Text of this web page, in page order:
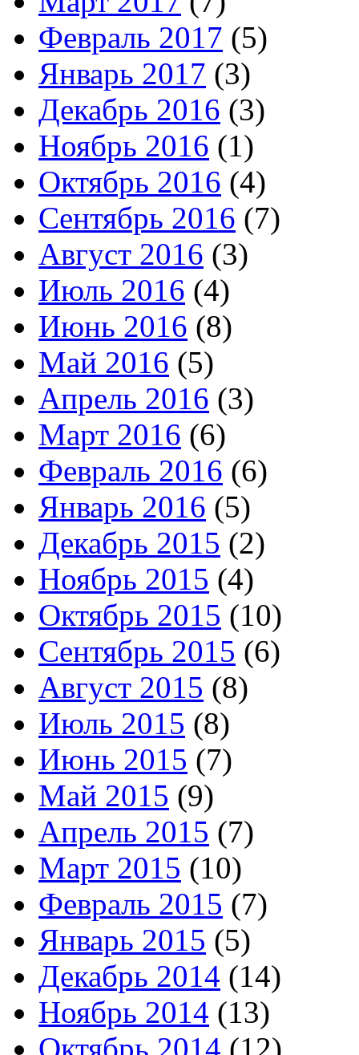
Февраль 2017 (5)
Январь 2017 (3)
Декабрь 2016 (3)
Ноябрь 2016 (1)
Октябрь 2016 (4)
Сентябрь 2016 (7)
Август 2016 (3)
Июль 2016 (4)
Июнь 2016 (8)
Май 2016 (5)
Апрель 2016 (3)
Март 2016 (6)
Февраль 2016 (6)
Январь 2016 (5)
Декабрь 2015 (2)
Ноябрь 2015 (4)
Октябрь 2015 (10)
Сентябрь 2015 (6)
Август 2015 (8)
Июль 2015 (8)
Июнь 2015 (7)
Май 2015 (9)
Апрель 2015 (7)
Март 2015 (10)
Февраль 2015 (7)
Январь 2015 (5)
Декабрь 2014 (14)
Ноябрь 2014 (13)
Октябрь 2014 (12)